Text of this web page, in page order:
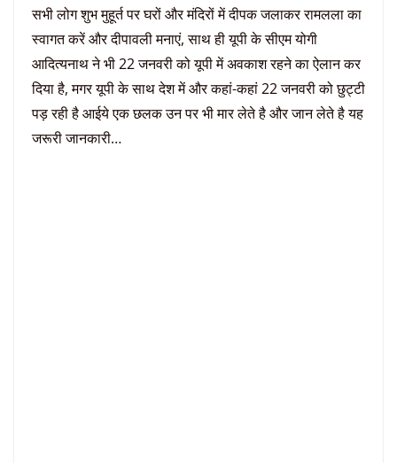
सभी लोग शुभ मुहूर्त पर घरों और मंदिरों में दीपक जलाकर रामलला का
स्वागत करें और दीपावली मनाएं, साथ ही यूपी के सीएम योगी
आदित्यनाथ ने भी 22 जनवरी को यूपी में अवकाश रहने का ऐलान कर
दिया है, मगर यूपी के साथ देश में और कहां-कहां 22 जनवरी को छुट्टी
पड़ रही है आईये एक छलक उन पर भी मार लेते है और जान लेते है यह
जरूरी जानकारी…